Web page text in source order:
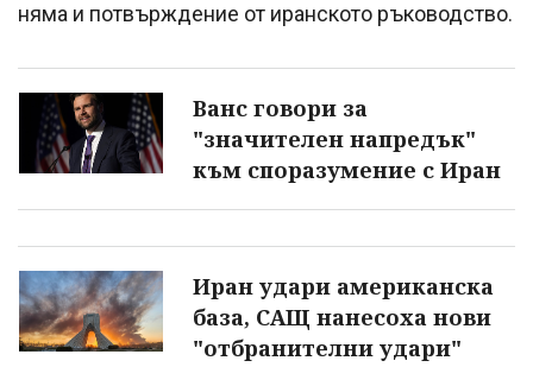
няма и потвърждение от иранското ръководство.
Ванс говори за
"значителен напредък"
към споразумение с Иран
Иран удари американска
база, САЩ нанесоха нови
"отбранителни удари"